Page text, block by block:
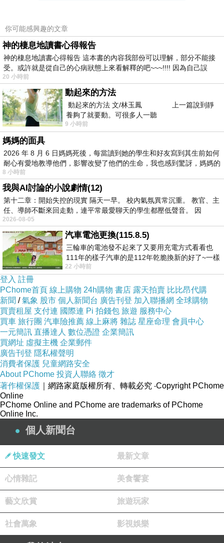
友人莊園中飼養的是雙峰駝種，駝峰柔軟加
上坐架之負荷沉重，但走起路來一點也不含糊。
牠的步履穩定向前邁進，人做其上一點也沒搖晃
之感覺。木製坐架呈方框形狀，座內舖以駝絨地
毯，木框四週精雕細琢並保留著原色。儘管如
此，坐架之外觀依然顯得相當的豪華細緻。嗣
後，我因公事出差北非摩洛哥與中東之約旦，在
大瑪士革騎乘的卻是單峰駱駝。坐在駝背之上，
又是另番之風趣。
因為單峰駱駝沒有木框輔助，一趟遠路走了
下來，我的雙內股腿肉摩擦破爛，痛得我上廁所
都很麻煩。在這次騎乘的經驗裏發現，駱駝對陌
生人似乎有點不太友善？牠會用咄咄逼人的眼神
瞄看著你，嘴巴誇張的咀嚼不停，泡沫四射使空
氣中充滿著異臭氣味，模樣兒神似喋喋不休老人
家，鄙冷眼色好像在揶揄著你咧。
在北非摩洛哥逗留期間，恰好遇上當地的駱
駝快跑競賽大會。參賽的駱駝數百隻，分批舉行
單輪淘汰制，優勝者進入第二輪淘汰賽，最後剩
下十隻進入總決賽。最終之結果，一至五名採以
雙並列方式頒獎。由於參賽駱駝數目不少，全部
賽完已經日落西山矣。在那次比賽中之冠軍是隻
白駱駝，牠的旁側有隻棕色小駱駝。看他們親暱
的樣子，大概是駱駝父子吧？
個西方婦女在拍照。拍完照片她的男人要她順便
拍小駱駝之獨照。婦人嘟著嘴撒嬌般的對男人
說：「甜心唉呀，那隻小駱駝又瘦又醜，幹嘛要
拍牠嘛！」婦人話剛說完，沒提防之下，白駱駝
竟然對著婦女臉上吐一口泡沫。「噗！」的一聲
吐個滿臉，週遭空氣中立即渲染著一股濃烈的臭
你可能感興趣的文章
神的棲息地讀書心得報告
神的棲息地讀書心得報告 這本書的內容我部份可以理解，部分不能接
受。或許就是從自己的心病狀態上來看解釋的吧~~~!!!! 因為自己誤
20 小時前
動起來的方法
動起來的方法 文/林玉鳳 上一篇說到靜
養夠了就要動。可很多人一聽
9 小時前
媽媽的面具
2026 年 8 月 6 日媽媽死後，每當讀到她的學生和好友寫到其生前如何
耐心有愛地教導他們，影響改變了他們的生命，我也感到驚訝，媽媽的
8 小時前
我與AI討論的小說劇情(12)
第十二章：開始失控的現實 隔天一早。 校內氣氛異常沉重。 教官、主
任、導師不斷來回走動，連平常最愛聊天的學生都壓低聲音。 因
2026-08-05
汽車電池更換(115.8.5)
三輪車的電池發不起來了又要用充電方式看看也
111年的樣子汽車的是112年乾脆換新的好了~一樣
在阿炮電池買的漲了一百多塊吧
22 小時前
登入 註冊
PChome首頁 線上購物 24h購物 書店 露天拍賣 比比昂代購
新聞 /氣象 股市 個人新聞台 廣告刊登 加入聯播網 全球購物
買賣租屋 支付連 國際連 Pi 拍錢包 旅遊 服務中心
買車 旅行團 汽車險推薦 線上麻將 雜誌 星座命理 會員中心
一元簡訊 直播達人 數位憑證 企業簡訊
買網址 虛擬主機 企業郵件
廣告刊登 隱私權聲明
消費者保護 兒童網路安全
About PChome 投資人聯絡 徵才
著作權保護 ｜網路家庭版權所有、轉載必究 ‧Copyright PChome
Online
PChome Online and PChome are trademarks of PChome
Online Inc.
個人新聞台
快速發文 最新文章
心情雜記 美食饗宴
藝文欣賞 旅遊玩家
社會萬象 影視娛樂